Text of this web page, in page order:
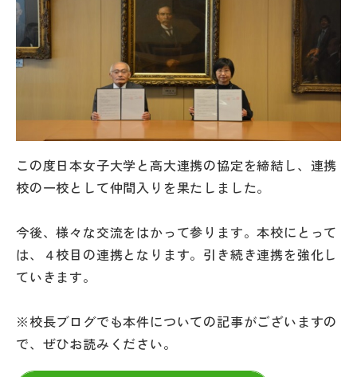
よみもの
学校からのお知らせ
学校HP最新情報
特集
その他
個人情報保護方針
この度日本女子大学と高大連携の協定を締結し、連携
校の一校として仲間入りを果たしました。
今後、様々な交流をはかって参ります。本校にとって
は、４校目の連携となります。引き続き連携を強化し
ていきます。
※校長ブログでも本件についての記事がございますの
で、ぜひお読みください。